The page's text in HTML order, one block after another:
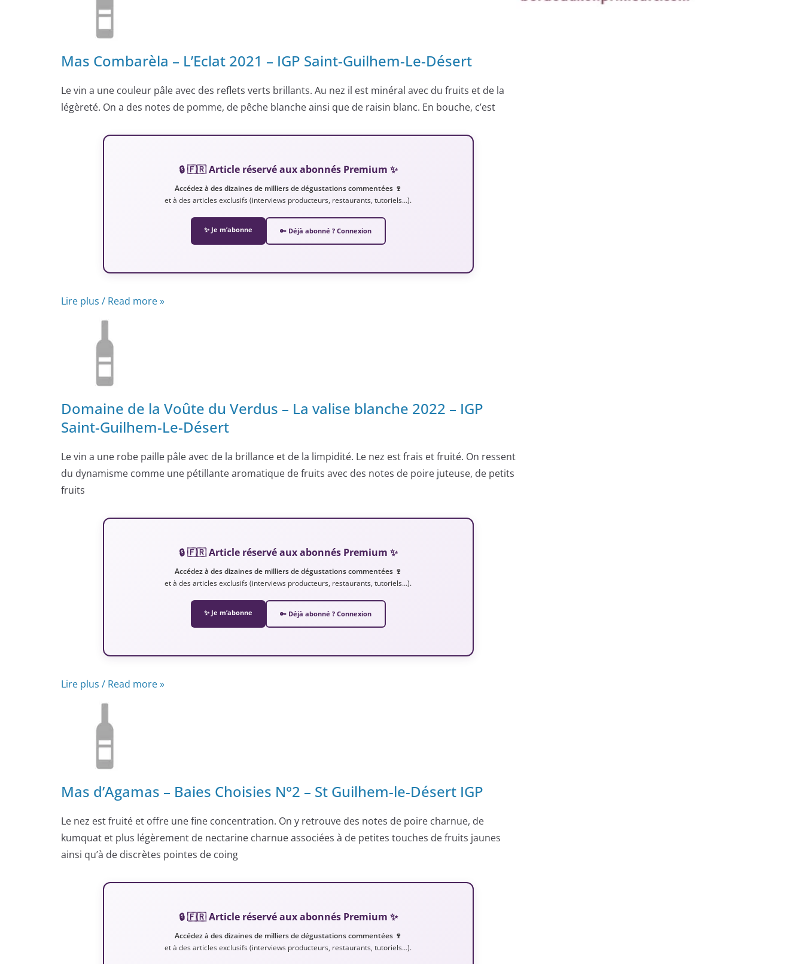
Mas Combarèla – L’Eclat 2021 – IGP Saint-Guilhem-Le-Désert
Le vin a une couleur pâle avec des reflets verts brillants. Au nez il est minéral avec du fruits et de la
légèreté. On a des notes de pomme, de pêche blanche ainsi que de raisin blanc. En bouche, c’est
🔒 🇫🇷 Article réservé aux abonnés Premium ✨
Accédez à des dizaines de milliers de dégustations commentées 🍷
et à des articles exclusifs (interviews producteurs, restaurants, tutoriels…).
✨ Je m’abonne 🔑 Déjà abonné ? Connexion
Lire plus / Read more »
Domaine de la Voûte du Verdus – La valise blanche 2022 – IGP
Saint-Guilhem-Le-Désert
Le vin a une robe paille pâle avec de la brillance et de la limpidité. Le nez est frais et fruité. On ressent
du dynamisme comme une pétillante aromatique de fruits avec des notes de poire juteuse, de petits
fruits
🔒 🇫🇷 Article réservé aux abonnés Premium ✨
Accédez à des dizaines de milliers de dégustations commentées 🍷
et à des articles exclusifs (interviews producteurs, restaurants, tutoriels…).
✨ Je m’abonne 🔑 Déjà abonné ? Connexion
Lire plus / Read more »
Mas d’Agamas – Baies Choisies N°2 – St Guilhem-le-Désert IGP
Le nez est fruité et offre une fine concentration. On y retrouve des notes de poire charnue, de
kumquat et plus légèrement de nectarine charnue associées à de petites touches de fruits jaunes
ainsi qu’à de discrètes pointes de coing
🔒 🇫🇷 Article réservé aux abonnés Premium ✨
Accédez à des dizaines de milliers de dégustations commentées 🍷
et à des articles exclusifs (interviews producteurs, restaurants, tutoriels…).